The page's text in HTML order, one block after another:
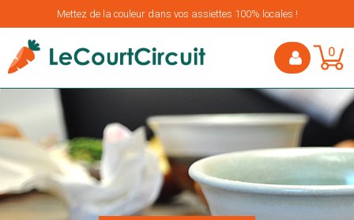
Mettez de la couleur dans vos assiettes 100% locales !
0